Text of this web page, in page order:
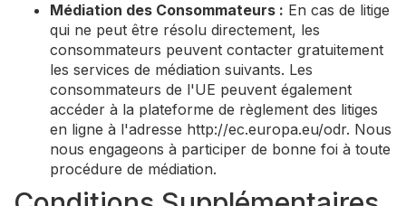
Médiation des Consommateurs : En cas de litige
qui ne peut être résolu directement, les
consommateurs peuvent contacter gratuitement
les services de médiation suivants. Les
consommateurs de l'UE peuvent également
accéder à la plateforme de règlement des litiges
en ligne à l'adresse http://ec.europa.eu/odr. Nous
nous engageons à participer de bonne foi à toute
procédure de médiation.